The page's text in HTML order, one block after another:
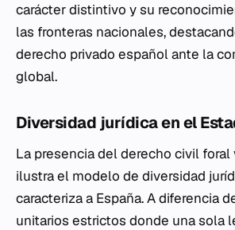
carácter distintivo y su
las fronteras nacionales,
derecho privado español ante la
global.
Diversidad jurídica en el
La presencia del derecho civil foral
ilustra el modelo de diversidad
caracteriza a España. A diferencia
unitarios estrictos donde una sola